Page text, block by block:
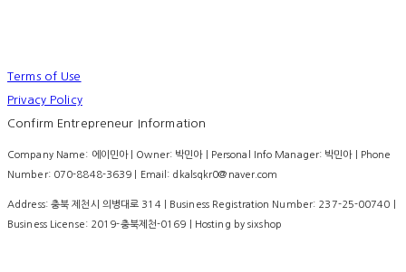
Terms of Use
Privacy Policy
Confirm Entrepreneur Information
Company Name: 에이민아 | Owner: 박민아 | Personal Info Manager: 박민아 | Phone
Number: 070-8848-3639 | Email: dkalsqkr0@naver.com
Address: 충북 제천시 의병대로 314 | Business Registration Number: 237-25-00740
Business License: 2019-충북제천-0169 | Hosting by sixshop